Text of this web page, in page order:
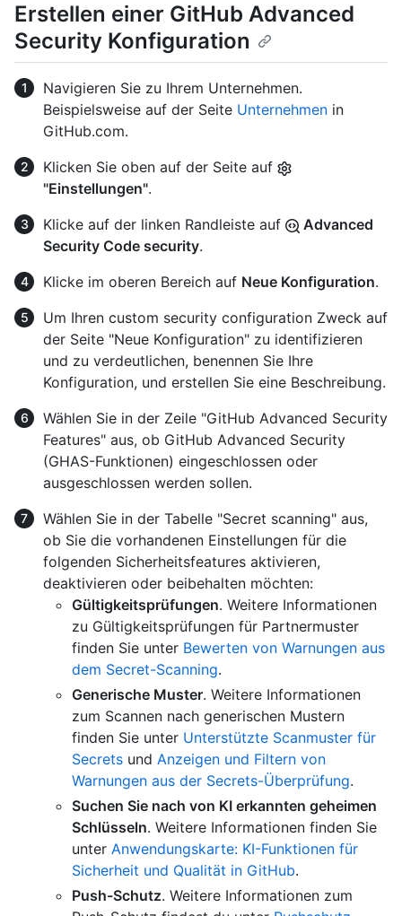
Erstellen einer GitHub Advanced
Security Konfiguration
Navigieren Sie zu Ihrem Unternehmen.
Beispielsweise auf der Seite Unternehmen in
GitHub.com.
Klicken Sie oben auf der Seite auf
"Einstellungen".
Klicke auf der linken Randleiste auf
Advanced
Security Code security.
Klicke im oberen Bereich auf Neue Konfiguration.
Um Ihren custom security configuration Zweck auf
der Seite "Neue Konfiguration" zu identifizieren
und zu verdeutlichen, benennen Sie Ihre
Konfiguration, und erstellen Sie eine Beschreibung.
Wählen Sie in der Zeile "GitHub Advanced Security
Features" aus, ob GitHub Advanced Security
(GHAS-Funktionen) eingeschlossen oder
ausgeschlossen werden sollen.
Wählen Sie in der Tabelle "Secret scanning" aus,
ob Sie die vorhandenen Einstellungen für die
folgenden Sicherheitsfeatures aktivieren,
deaktivieren oder beibehalten möchten:
Gültigkeitsprüfungen. Weitere Informationen
zu Gültigkeitsprüfungen für Partnermuster
finden Sie unter Bewerten von Warnungen aus
dem Secret-Scanning.
Generische Muster. Weitere Informationen
zum Scannen nach generischen Mustern
finden Sie unter Unterstützte Scanmuster für
Secrets und Anzeigen und Filtern von
Warnungen aus der Secrets-Überprüfung.
Suchen Sie nach von KI erkannten geheimen
Schlüsseln. Weitere Informationen finden Sie
unter Anwendungskarte: KI-Funktionen für
Sicherheit und Qualität in GitHub.
Push-Schutz. Weitere Informationen zum